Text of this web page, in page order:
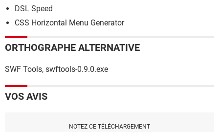
DSL Speed
CSS Horizontal Menu Generator
ORTHOGRAPHE ALTERNATIVE
SWF Tools, swftools-0.9.0.exe
VOS AVIS
NOTEZ CE TÉLÉCHARGEMENT